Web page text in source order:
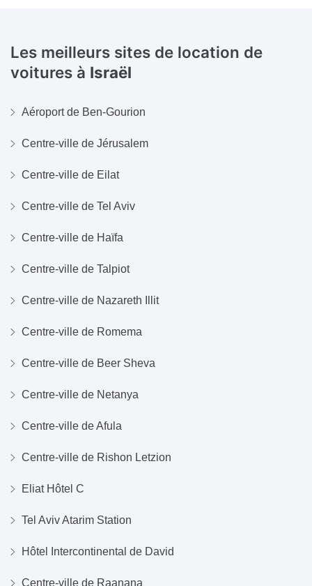
Les meilleurs sites de location de
voitures à Israël
Aéroport de Ben-Gourion
Centre-ville de Jérusalem
Centre-ville de Eilat
Centre-ville de Tel Aviv
Centre-ville de Haïfa
Centre-ville de Talpiot
Centre-ville de Nazareth Illit
Centre-ville de Romema
Centre-ville de Beer Sheva
Centre-ville de Netanya
Centre-ville de Afula
Centre-ville de Rishon Letzion
Eliat Hôtel C
Tel Aviv Atarim Station
Hôtel Intercontinental de David
Centre-ville de Raanana